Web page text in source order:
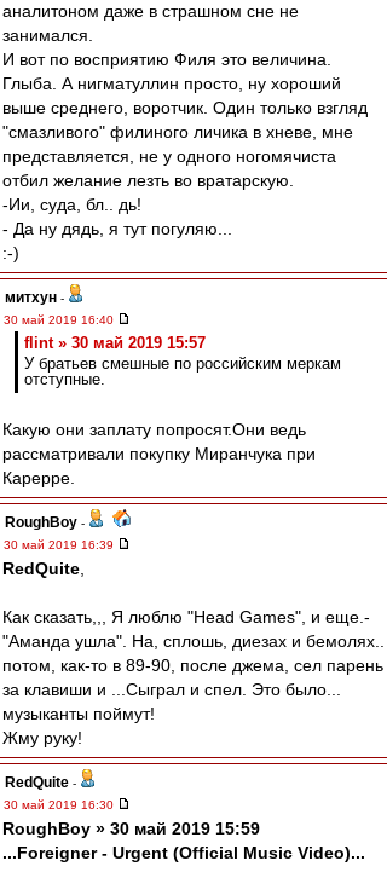
аналитоном даже в страшном сне не
занимался.
И вот по восприятию Филя это величина.
Глыба. А нигматуллин просто, ну хороший
выше среднего, воротчик. Один только взгляд
"смазливого" филиного личика в хневе, мне
представляется, не у одного ногомячиста
отбил желание лезть во вратарскую.
-Ии, суда, бл.. дь!
- Да ну дядь, я тут погуляю...
:-)
митхун -
30 май 2019 16:40
flint » 30 май 2019 15:57
У братьев смешные по российским меркам
отступные.
Какую они заплату попросят.Они ведь
рассматривали покупку Миранчука при
Карерре.
RoughBoy -
30 май 2019 16:39
RedQuite
Как сказать,,, Я люблю "Head Games", и еще.-
"Аманда ушла". На, сплошь, диезах и бемолях..
потом, как-то в 89-90, после джема, сел парень
за клавиши и ...Сыграл и спел. Это было...
музыканты поймут!
Жму руку!
RedQuite -
30 май 2019 16:30
RoughBoy » 30 май 2019 15:59
...Foreigner - Urgent (Official Music Video)...